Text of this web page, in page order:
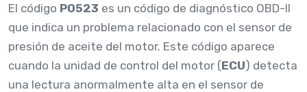
El código P0523 es un código de diagnóstico OBD-II
que indica un problema relacionado con el sensor de
presión de aceite del motor. Este código aparece
cuando la unidad de control del motor (ECU) detecta
una lectura anormalmente alta en el sensor de